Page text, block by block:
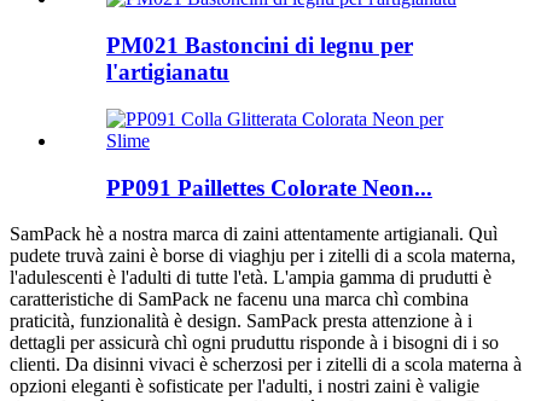
PM021 Bastoncini di legnu per
l'artigianatu
PP091 Paillettes Colorate Neon...
SamPack hè a nostra marca di zaini attentamente artigianali. Quì
pudete truvà zaini è borse di viaghju per i zitelli di a scola materna,
l'adulescenti è l'adulti di tutte l'età. L'ampia gamma di prudutti è
caratteristiche di SamPack ne facenu una marca chì combina
praticità, funzionalità è design. SamPack presta attenzione à i
dettagli per assicurà chì ogni pruduttu risponde à i bisogni di i so
clienti. Da disinni vivaci è scherzosi per i zitelli di a scola materna à
opzioni eleganti è sofisticate per l'adulti, i nostri zaini è valigie